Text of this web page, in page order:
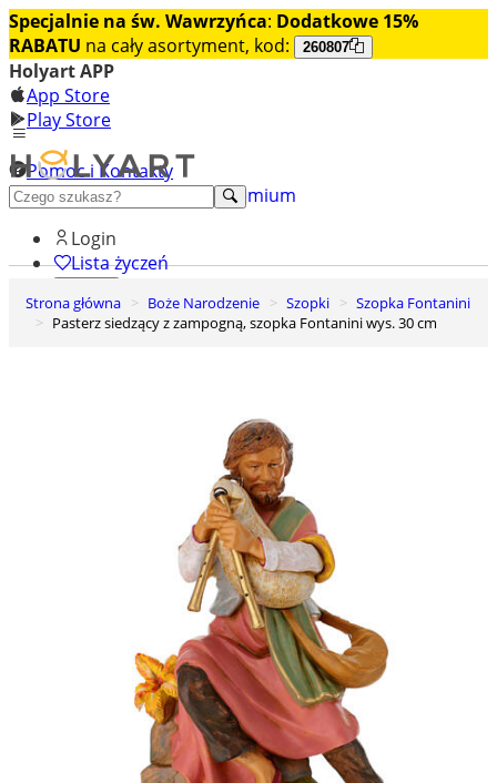
Specjalnie na św. Wawrzyńca: Dodatkowe 15%
RABATU na cały asortyment, kod: 260807
Holyart APP
App Store
Play Store
Pomoc i Kontakty
+48 222 922 860
Odkryj premium
Login
Lista życzeń
0
Koszyk
Strona główna Boże Narodzenie Szopki
Szopka Fontanini
Pasterz siedzący z zampogną, szopka Fontanini wys. 30 cm